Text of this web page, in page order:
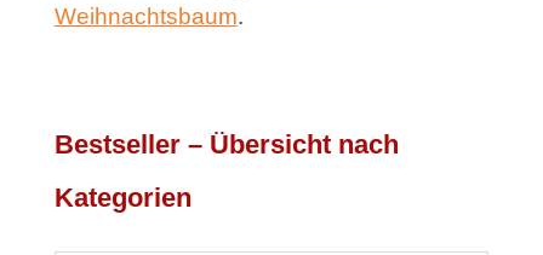
Weihnachtsbaum.
Bestseller – Übersicht nach
Kategorien